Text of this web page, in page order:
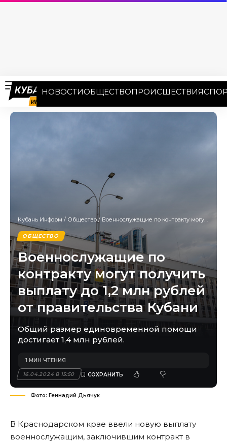
НОВОСТИОБЩЕСТВОПРОИСШЕСТВИЯ
Кубань Информ / Общество / Военнослужащие по контракту могут получить выплату до 1,2 млн рублей от правительства Кубани
ОБЩЕСТВО
Военнослужащие по
контракту могут получить
выплату до 1,2 млн рублей
от правительства Кубани
Общий размер единовременной помощи
достигает 1,4 млн рублей.
16.04.2024 В 15:50
1 МИН ЧТЕНИЯ
Фото: Геннадий Дьячук
В Краснодарском крае ввели новую выплату
военнослужащим, заключившим контракт в